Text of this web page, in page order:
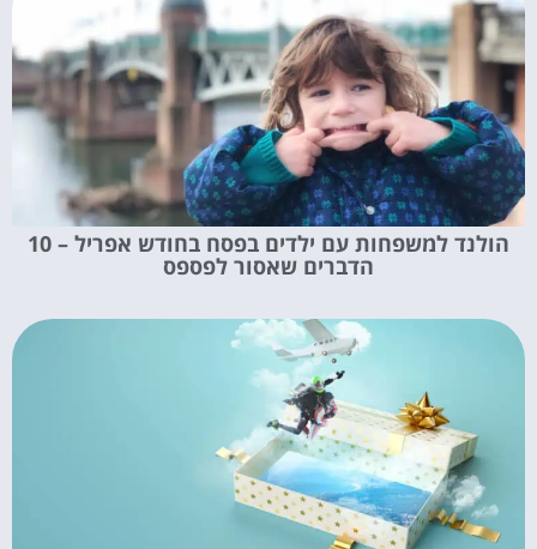
הולנד למשפחות עם ילדים בפסח בחודש אפריל – 10
הדברים שאסור לפספס